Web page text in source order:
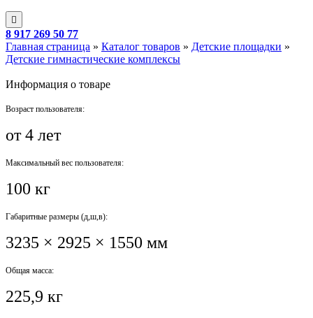
8 917 269 50 77
Главная страница » Каталог товаров » Детские площадки »
Детские гимнастические комплексы
Информация о товаре
Возраст пользователя:
от 4 лет
Максимальный вес пользователя:
100 кг
Габаритные размеры (д,ш,в):
3235 × 2925 × 1550 мм
Общая масса:
225,9 кг